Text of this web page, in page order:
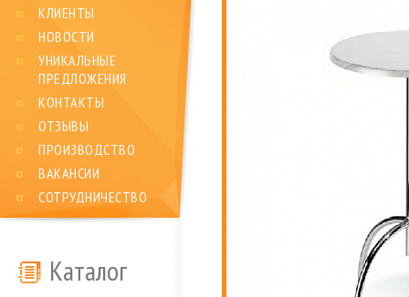
КЛИЕНТЫ
НОВОСТИ
УНИКАЛЬНЫЕ
ПРЕДЛОЖЕНИЯ
КОНТАКТЫ
ОТЗЫВЫ
ПРОИЗВОДСТВО
ВАКАНСИИ
СОТРУДНИЧЕСТВО
Каталог